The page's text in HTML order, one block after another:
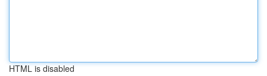
HTML is disabled